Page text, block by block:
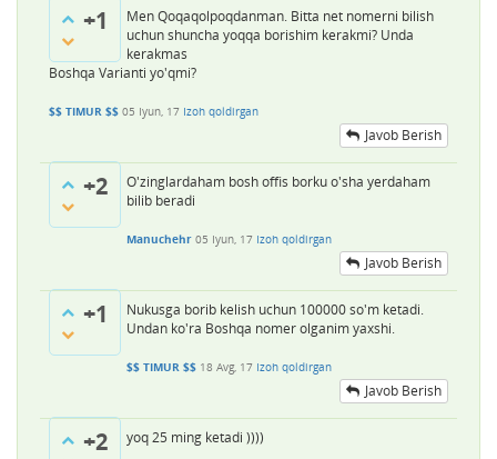
+1
Men Qoqaqolpoqdanman. Bitta net nomerni bilish
uchun shuncha yoqqa borishim kerakmi? Unda
kerakmas
Boshqa Varianti yo'qmi?
$$ TIMUR $$ 05 Iyun, 17 Izoh qoldirgan
Javob Berish
+2
O'zinglardaham bosh offis borku o'sha yerdaham
bilib beradi
Manuchehr 05 Iyun, 17 Izoh qoldirgan
Javob Berish
+1
Nukusga borib kelish uchun 100000 so'm ketadi.
Undan ko'ra Boshqa nomer olganim yaxshi.
$$ TIMUR $$ 18 Avg, 17 Izoh qoldirgan
Javob Berish
+2 yoq 25 ming ketadi ))))